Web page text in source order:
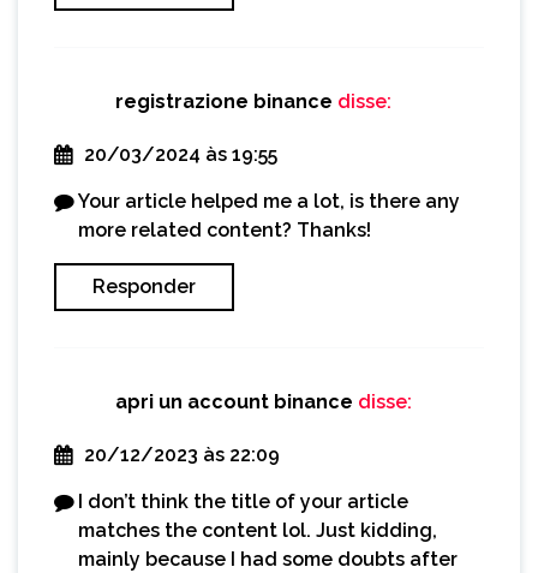
registrazione binance disse:
20/03/2024 às 19:55
Your article helped me a lot, is there any
more related content? Thanks!
Responder
apri un account binance disse:
20/12/2023 às 22:09
I don’t think the title of your article
matches the content lol. Just kidding,
mainly because I had some doubts after